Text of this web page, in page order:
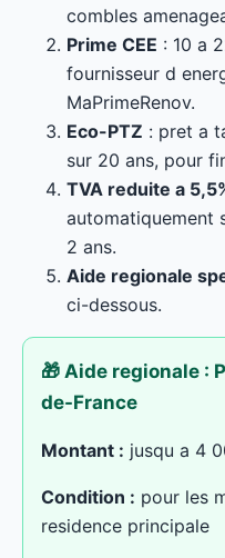
combles
Prime CEE : 10 a
fournisseur d
MaPrimeRenov.
Eco-PTZ : pret a
sur 20 ans, pour
TVA reduite a
automatiquement
2 ans.
Aide regionale
ci-dessous.
🎁 Aide regionale :
de-France
Montant : jusqu a 4
Condition : pour les
residence principale